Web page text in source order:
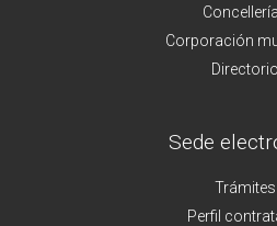
Corporación
Directorio
Sede
Trámites
Perfil